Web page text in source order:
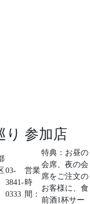
り 参加店
03-
3841-
0333
営業
時
間：
特典： お昼の
会席、夜の会
席をご注文の
お客様に、食
前酒1杯サー